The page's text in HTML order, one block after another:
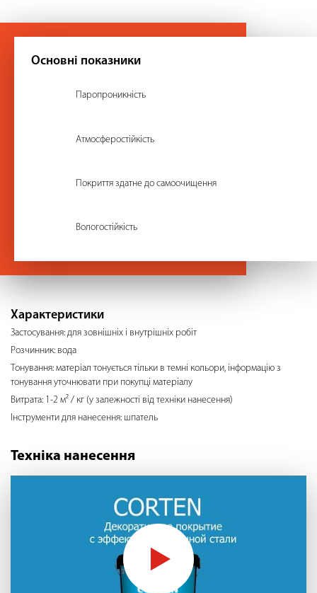
Основні показники
Паропроникність
Атмосферостійкість
Покриття здатне до самоочищення
Вологостійкість
Характеристики
Застосування: для зовнішніх і внутрішніх робіт
Розчинник: вода
Тонування: матеріал тонується тільки в темні кольори, інформацію з
тонування уточнювати при покупці матеріалу
Витрата: 1-2 м² / кг (у залежності від техніки нанесення)
Інструменти для нанесення: шпатель
Техніка нанесення